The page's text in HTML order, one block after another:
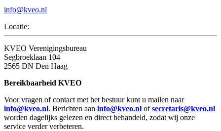
info@kveo.nl
Locatie:
KVEO Verenigingsbureau
Segbroeklaan 104
2565 DN Den Haag
Bereikbaarheid KVEO
Voor vragen of contact met het bestuur kunt u mailen naar
info@kveo.nl. Berichten aan info@kveo.nl ofsecretaris@kveo.nl
worden dagelijks gelezen en direct behandeld, zodat wij onze
service verder verbeteren.